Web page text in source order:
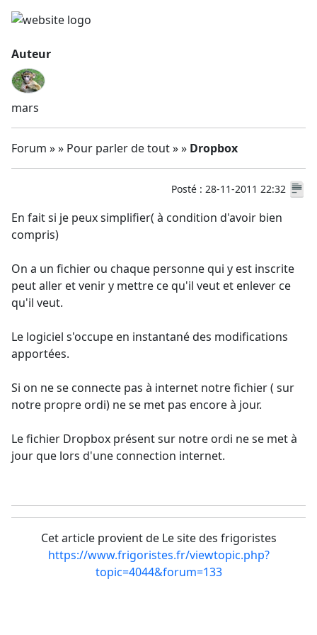
Auteur
mars
Forum » » Pour parler de tout » » Dropbox
Posté : 28-11-2011 22:32
En fait si je peux simplifier( à condition d'avoir bien
compris)
On a un fichier ou chaque personne qui y est inscrite
peut aller et venir y mettre ce qu'il veut et enlever ce
qu'il veut.
Le logiciel s'occupe en instantané des modifications
apportées.
Si on ne se connecte pas à internet notre fichier ( sur
notre propre ordi) ne se met pas encore à jour.
Le fichier Dropbox présent sur notre ordi ne se met à
jour que lors d'une connection internet.
Cet article provient de Le site des frigoristes
https://www.frigoristes.fr/viewtopic.php?
topic=4044&forum=133